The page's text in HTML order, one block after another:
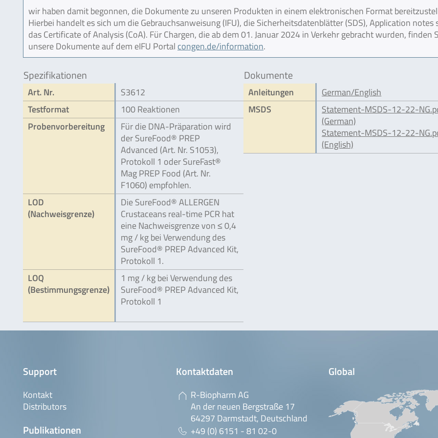
wir haben damit begonnen, die Dokumente zu unseren Produkten in einem elektronischen Format
Hierbei handelt es sich um die Gebrauchsanweisung (IFU), die Sicherheitsdatenblätter (SDS), Application notes
das Certificate of Analysis (CoA). Für Chargen, die ab dem 01. Januar 2024 in Verkehr gebracht wurden, finden
unsere Dokumente auf dem eIFU Portal congen.de/information.
Spezifikationen
Art. Nr.
S3612
Testformat
100 Reaktionen
Probenvorbereitung
Für die DNA-Präparation wird
der SureFood® PREP
Advanced (Art. Nr. S1053),
Protokoll 1 oder SureFast®
Mag PREP Food (Art. Nr.
F1060) empfohlen.
LOD
(Nachweisgrenze)
Die SureFood® ALLERGEN
Crustaceans real-time PCR hat
eine Nachweisgrenze von ≤ 0,4
mg / kg bei Verwendung des
SureFood® PREP Advanced Kit,
Protokoll 1.
LOQ
(Bestimmungsgrenze)
1 mg / kg bei Verwendung des
SureFood® PREP Advanced Kit,
Protokoll 1
Dokumente
Anleitungen
German/English
MSDS
Statement-MSDS-12-22-
(German)
Statement-MSDS-12-22-
(English)
Support
Kontakt
Distributors
Publikationen
Kontaktdaten
R-Biopharm AG
An der neuen Bergstraße 17
64297 Darmstadt, Deutschland
+49 (0) 6151 - 81 02-0
Global